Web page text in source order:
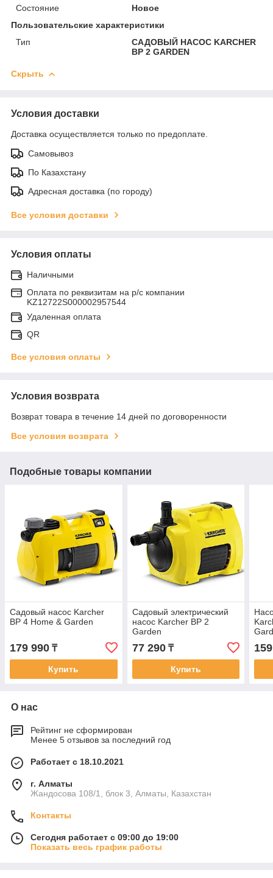
Состояние
Новое
Пользовательские характеристики
Тип
САДОВЫЙ НАСОС KARCHER
BP 2 GARDEN
Скрыть
Условия доставки
Доставка осуществляется только по предоплате.
Самовывоз
По Казахстану
Адресная доставка (по городу)
Все условия доставки
Условия оплаты
Наличными
Оплата по реквизитам на р/с компании
KZ12722S000002957544
Удаленная оплата
QR
Все условия оплаты
Условия возврата
Возврат товара в течение 14 дней по договоренности
Все условия возврата
Подобные товары компании
Садовый насос Karcher
BP 4 Home & Garden
179 990 ₸
Купить
Cадовый электрический
насос Karcher BP 2
Garden
77 290₸
Купить
О нас
Рейтинг не сформирован
Менее 5 отзывов за последний год
Работает с 18.10.2021
г. Алматы
Жандосова 108/1, блок 3, Алматы, Казахстан
Контакты
Сегодня работает с 09:00 до 19:00
Показать весь график работы